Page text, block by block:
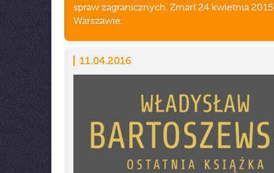
spraw zagranicznych. Zmarł 24 kwietnia
Warszawie.
11.04.2016